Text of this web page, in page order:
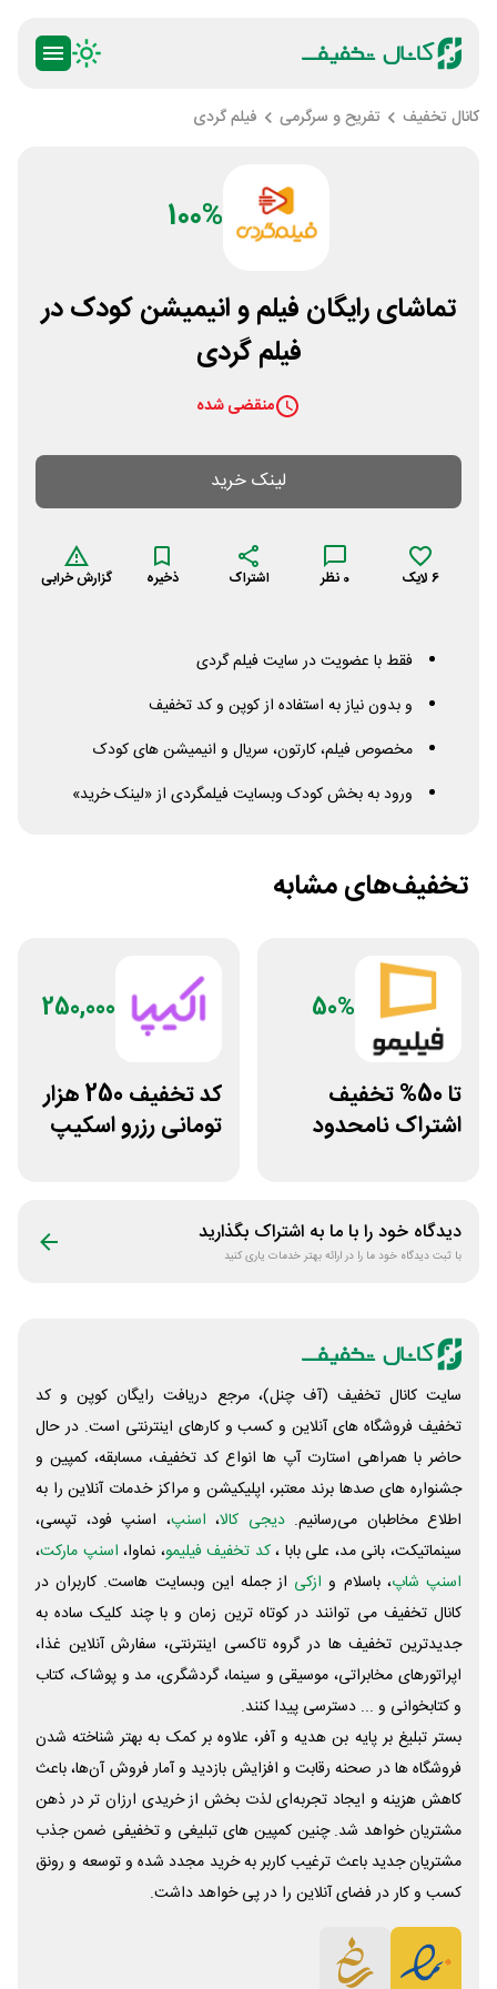
کانال تخفیف تفریح و سرگرمی فیلم گردی
100%
تماشای رایگان فیلم و انیمیشن کودک در
فیلم گردی
منقضی شده
لینک خرید
6 لایک 0 نظر اشتراک ذخیره گزارش خرابی
فقط با عضویت در سایت فیلم گردی
و بدون نیاز به استفاده از کوپن و کد تخفیف
مخصوص فیلم، کارتون، سریال و انیمیشن های کودک
ورود به بخش کودک وبسایت فیلمگردی از «لینک خرید»
تخفیف‌های مشابه
50%
تا 50% تخفیف
اشتراک نامحدود
250,000
کد تخفیف 250 هزار
تومانی رزرو اسکیپ
دیدگاه خود را با ما به اشتراک بگذارید
با ثبت دیدگاه خود ما را در ارائه بهتر خدمات یاری کنید
سایت کانال تخفیف (آف چنل)، مرجع دریافت رایگان کوپن و کد
تخفیف فروشگاه های آنلاین و کسب و‌ کارهای اینترنتی است. در حال
حاضر با همراهی استارت آپ ها انواع کد تخفیف، مسابقه، کمپین و
جشنواره های صدها برند معتبر، اپلیکیشن و مراکز خدمات آنلاین را به
اطلاع مخاطبان می‌رسانیم. دیجی کالا، اسنپ، اسنپ فود، تپسی،
سینماتیکت، بانی مد، علی‌ بابا ،کد تخفیف فیلیمو، نماوا، اسنپ مارکت،
اسنپ شاپ، باسلام و ازکی از جمله این وبسایت ‌هاست. کاربران در
کانال تخفیف می توانند در کوتاه ترین زمان و با چند کلیک ساده به
جدیدترین تخفیف ها در گروه تاکسی اینترنتی، سفارش آنلاین غذا،
اپراتورهای مخابراتی، موسیقی و سینما، گردشگری، مد و پوشاک، کتاب
و کتابخوانی و ... دسترسی پیدا کنند.
بستر تبلیغ بر پایه بن هدیه و آفر، علاوه بر کمک به بهتر شناخته شدن
فروشگاه ها در صحنه رقابت و افزایش بازدید و آمار فروش آن‌ها، باعث
کاهش هزینه و ایجاد تجربه‌ای لذت بخش از خریدی ارزان تر در ذهن
مشتریان خواهد شد. چنین کمپین های تبلیغی و تخفیفی ضمن جذب
مشتریان جدید باعث ترغیب کاربر به خرید مجدد شده و توسعه و رونق
کسب و کار در فضای آنلاین را در پی خواهد داشت.